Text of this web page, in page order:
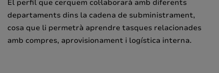
El perfil que cerquem col·laborarà amb diferents
departaments dins la cadena de subministrament,
cosa que li permetrà aprendre tasques relacionades
amb compres, aprovisionament i logística interna.